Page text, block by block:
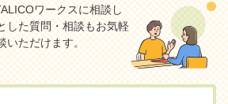
ワークスに相談し
した質問・相談もお気軽
いただけます。